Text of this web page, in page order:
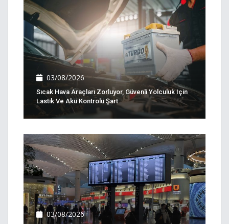
03/08/2026
Sıcak Hava Araçları Zorluyor, Güvenli Yolculuk Için
Lastik Ve Akü Kontrolü Şart
03/08/2026